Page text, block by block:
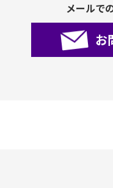
メールで
お